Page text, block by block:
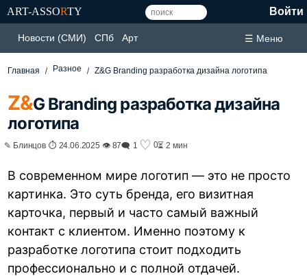
ART-ASSORTY Войти
Новости (СМИ) СПб Арт ☰ Меню
Главная Разное Z&G Branding разработка дизайна логотипа
Z&G Branding разработка дизайна
логотипа
✎ Блинцов ⏱ 24.06.2025 👁 87🗨 1 ♡ 0⏳ 2 мин
В современном мире логотип — это не просто
картинка. Это суть бренда, его визитная
карточка, первый и часто самый важный
контакт с клиентом. Именно поэтому к
разработке логотипа стоит подходить
профессионально и с полной отдачей.